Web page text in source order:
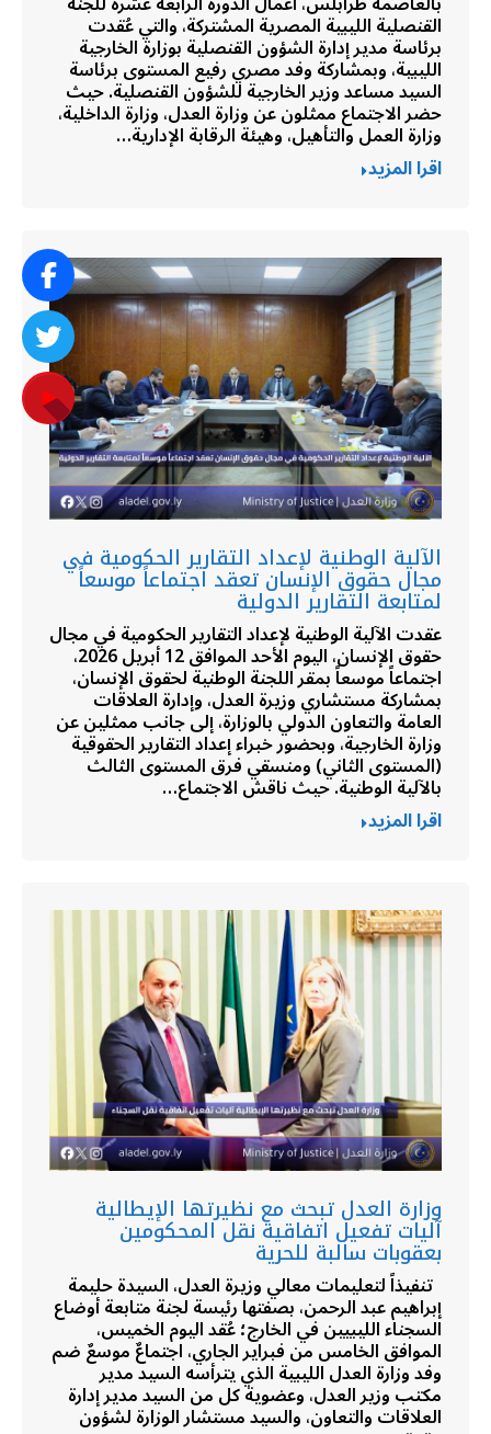
القنصلية الليبية المصرية المشتركة، والتي عُقدت
برئاسة مدير إدارة الشؤون القنصلية بوزارة الخارجية
الليبية، وبمشاركة وفد مصري رفيع المستوى برئاسة
السيد مساعد وزير الخارجية للشؤون القنصلية. حيث
حضر الاجتماع ممثلون عن وزارة العدل، وزارة الداخلية،
وزارة العمل والتأهيل، وهيئة الرقابة الإدارية…
اقرا المزيد
الآلية الوطنية لإعداد التقارير الحكومية في
مجال حقوق الإنسان تعقد اجتماعاً موسعاً
لمتابعة التقارير الدولية
عقدت الآلية الوطنية لإعداد التقارير الحكومية في مجال
حقوق الإنسان، اليوم الأحد الموافق 12 أبريل 2026،
اجتماعاً موسعاً بمقر اللجنة الوطنية لحقوق الإنسان،
بمشاركة مستشاري وزيرة العدل، وإدارة العلاقات
العامة والتعاون الدولي بالوزارة، إلى جانب ممثلين عن
وزارة الخارجية، وبحضور خبراء إعداد التقارير الحقوقية
(المستوى الثاني) ومنسقي فرق المستوى الثالث
بالآلية الوطنية. حيث ناقش الاجتماع…
اقرا المزيد
وزارة العدل تبحث مع نظيرتها الإيطالية
آليات تفعيل اتفاقية نقل المحكومين
بعقوبات سالبة للحرية
تنفيذاً لتعليمات معالي وزيرة العدل، السيدة حليمة
إبراهيم عبد الرحمن، بصفتها رئيسة لجنة متابعة أوضاع
السجناء الليبيين في الخارج؛ عُقد اليوم الخميس،
الموافق الخامس من فبراير الجاري، اجتماعٌ موسعٌ ضم
وفد وزارة العدل الليبية الذي يترأسه السيد مدير
مكتب وزير العدل، وعضوية كل من السيد مدير إدارة
العلاقات والتعاون، والسيد مستشار الوزارة لشؤون